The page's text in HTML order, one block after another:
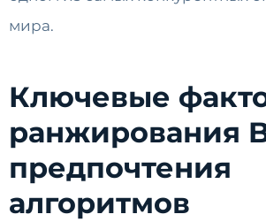
мира.
Ключевые
ранжирования
предпочтения
алгоритмов